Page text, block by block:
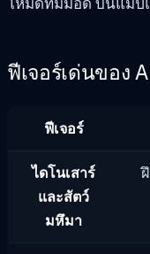
ฟีเจอร์เด่นของ
ฟีเจอร์
ไดโนเสาร์
และสัตว์
มหึมา